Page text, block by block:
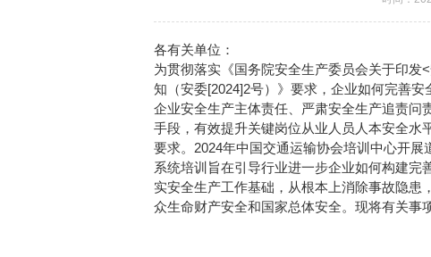
各有关单位：
为贯彻落实《国务院安全生产委员会关于印发
知（安委[2024]2号）》要求，企业如何完善
企业安全生产主体责任、严肃安全生产追责问
手段，有效提升关键岗位从业人员人本安全水
要求。2024年中国交通运输协会培训中心开
系统培训旨在引导行业进一步企业如何构建完
实安全生产工作基础，从根本上消除事故隐
众生命财产安全和国家总体安全。现将有关事